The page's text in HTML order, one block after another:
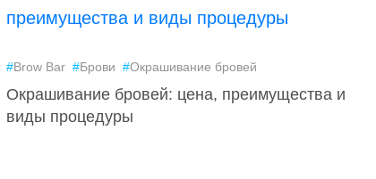
#Brow Bar #Брови #Окрашивание бровей
Окрашивание бровей: цена, преимущества и
виды процедуры